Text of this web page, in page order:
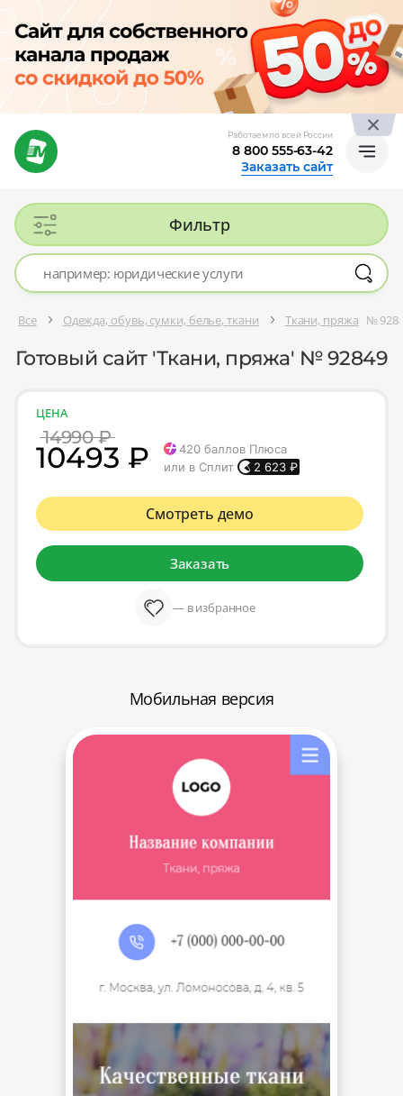
Работаем по всей России
8 800 555-63-42
Заказать сайт
Фильтр
Все Одежда, обувь, сумки, белье, ткани Ткани, пряжа №
Готовый сайт 'Ткани, пряжа' № 92849
ЦЕНА
14990 ₽
10493 ₽ 420 баллов Плюса
или в Сплит
2 623 ₽
Смотреть демо
Заказать
— в избранное
Мобильная версия